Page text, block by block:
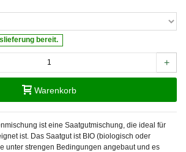
bereit.
+
Warenkorb
ist eine Saatgutmischung, die ideal für
ist. Das Saatgut ist BIO (biologisch oder
unter strengen Bedingungen angebaut und es